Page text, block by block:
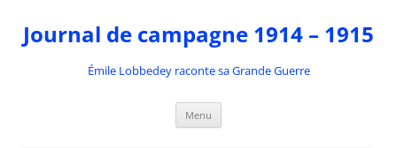
contenu
Journal de campagne 1914 – 1915
Émile Lobbedey raconte sa Grande Guerre
Menu